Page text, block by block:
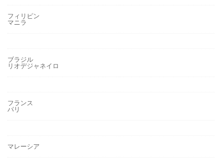
フィリピン
マニラ
ブラジル
リオデジャネイロ
フランス
パリ
マレーシア